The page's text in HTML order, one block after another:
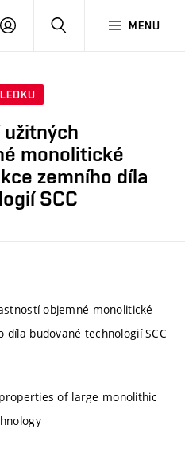
MENU
PŘIHLÁSIT
užitných
monolitické
zemního díla
SCC
objemné monolitické
budované technologií SCC
of large monolithic